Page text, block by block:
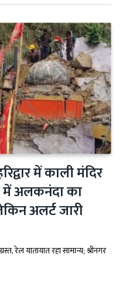
में काली मंदिर
में अलकनंदा का
अलर्ट जारी
रेल यातायात रहा सामान्य; श्रीनगर